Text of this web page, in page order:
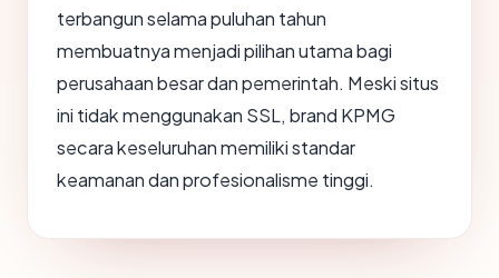
terbangun selama puluhan tahun
membuatnya menjadi pilihan utama bagi
perusahaan besar dan pemerintah. Meski situs
ini tidak menggunakan SSL, brand KPMG
secara keseluruhan memiliki standar
keamanan dan profesionalisme tinggi.